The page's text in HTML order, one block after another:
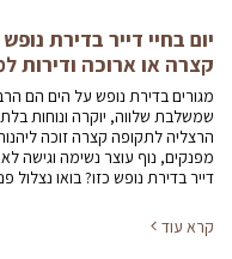
יום בחיי דייר בדירת
קצרה או ארוכה ודירות
מגורים בדירת נופש על הים הם הרבה
שמשלבת שלווה, יוקרה ונוחות
הרצליה לתקופה קצרה זוכה ליהנות
מפנקים, נוף עוצר נשימה וגישה
דייר בדירת נופש כזו? בואו נצלול
קרא עוד